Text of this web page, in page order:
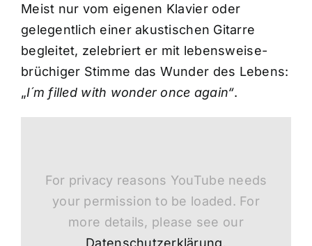
Meist nur vom eigenen Klavier oder
gelegentlich einer akustischen Gitarre
begleitet, zelebriert er mit lebensweise-
brüchiger Stimme das Wunder des Lebens:
„I´m filled with wonder once again“.
For privacy reasons YouTube needs
your permission to be loaded. For
more details, please see our
Datenschutzerklärung